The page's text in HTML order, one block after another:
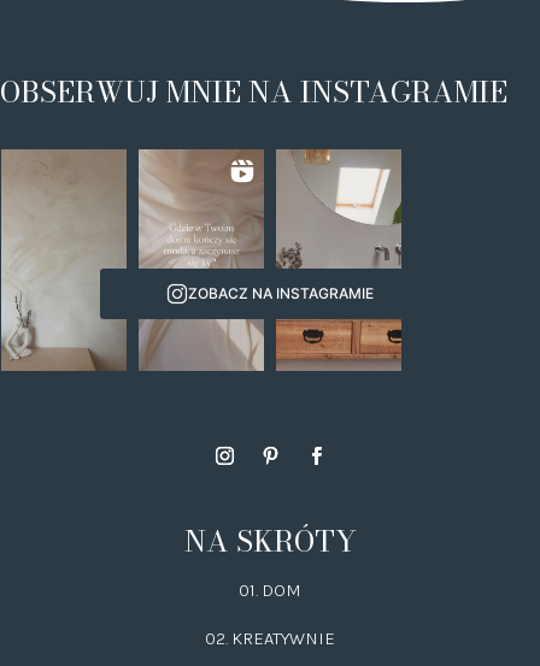
OBSERWUJ MNIE NA INSTAGRAMIE
ZOBACZ NA INSTAGRAMIE
NA SKRÓTY
01. DOM
02. KREATYWNIE